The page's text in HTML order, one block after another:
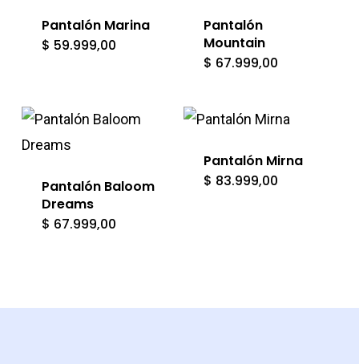
Pantalón Marina
$ 59.999,00
Pantalón
Mountain
$ 67.999,00
Pantalón Baloom
Dreams
$ 67.999,00
Pantalón Mirna
$ 83.999,00